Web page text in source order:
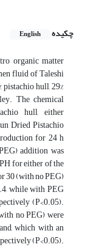
چکیده English
organic matter
fluid of Taleshi
hull, 29%
The chemical
hull, either
Dried Pistachio
for 24 h
addition was
for either of the
30 (with no PEG)
while with PEG
(P<0.05).
no PEG) were
which with an
(P<0.05).